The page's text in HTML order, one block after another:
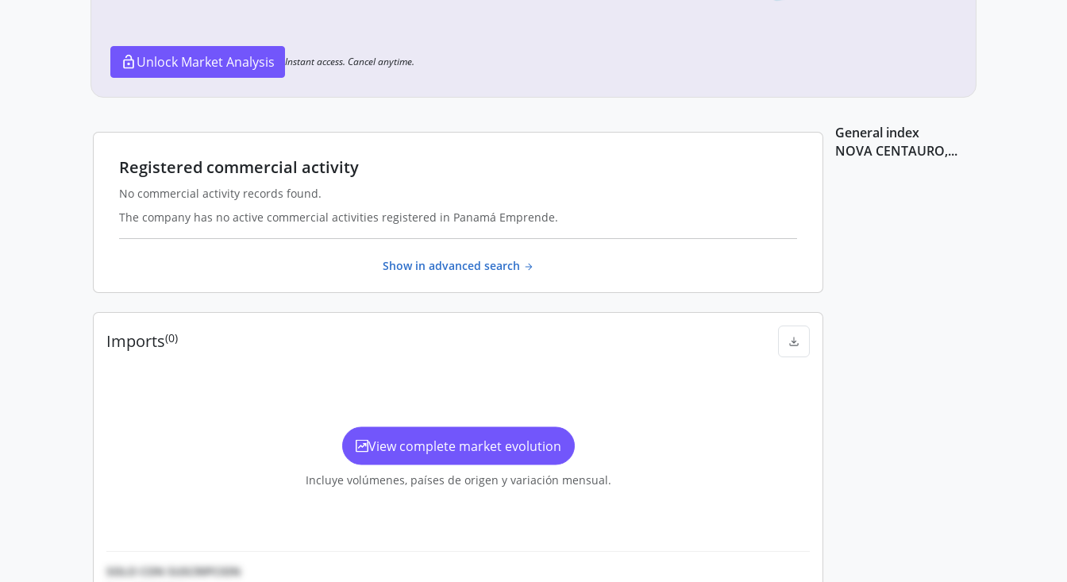
Unlock Market Analysis Instant access. Cancel anytime.
Registered commercial activity
No commercial activity records found.
The company has no active commercial activities registered in Panamá Emprende.
Show in advanced search
Imports(0)
View complete market evolution
Incluye volúmenes, países de origen y variación mensual.
SOLO CON SUSCRIPCION
General index
NOVA CENTAURO,...